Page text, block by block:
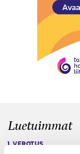
Luetuimmat
VEROTUS